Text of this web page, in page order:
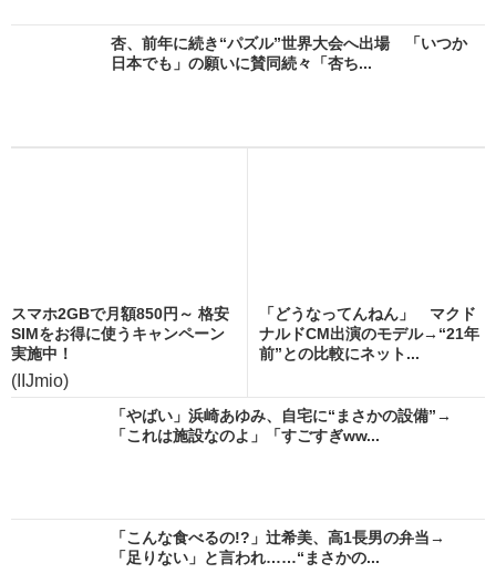
杏、前年に続き“パズル”世界大会へ出場 「いつか
日本でも」の願いに賛同続々「杏ち...
スマホ2GBで月額850円～ 格安
SIMをお得に使うキャンペーン
実施中！
(IIJmio)
「どうなってんねん」 マクド
ナルドCM出演のモデル→“21年
前”との比較にネット...
「やばい」浜崎あゆみ、自宅に“まさかの設備”→
「これは施設なのよ」「すごすぎww...
「こんな食べるの!?」辻希美、高1長男の弁当→
「足りない」と言われ……“まさかの...